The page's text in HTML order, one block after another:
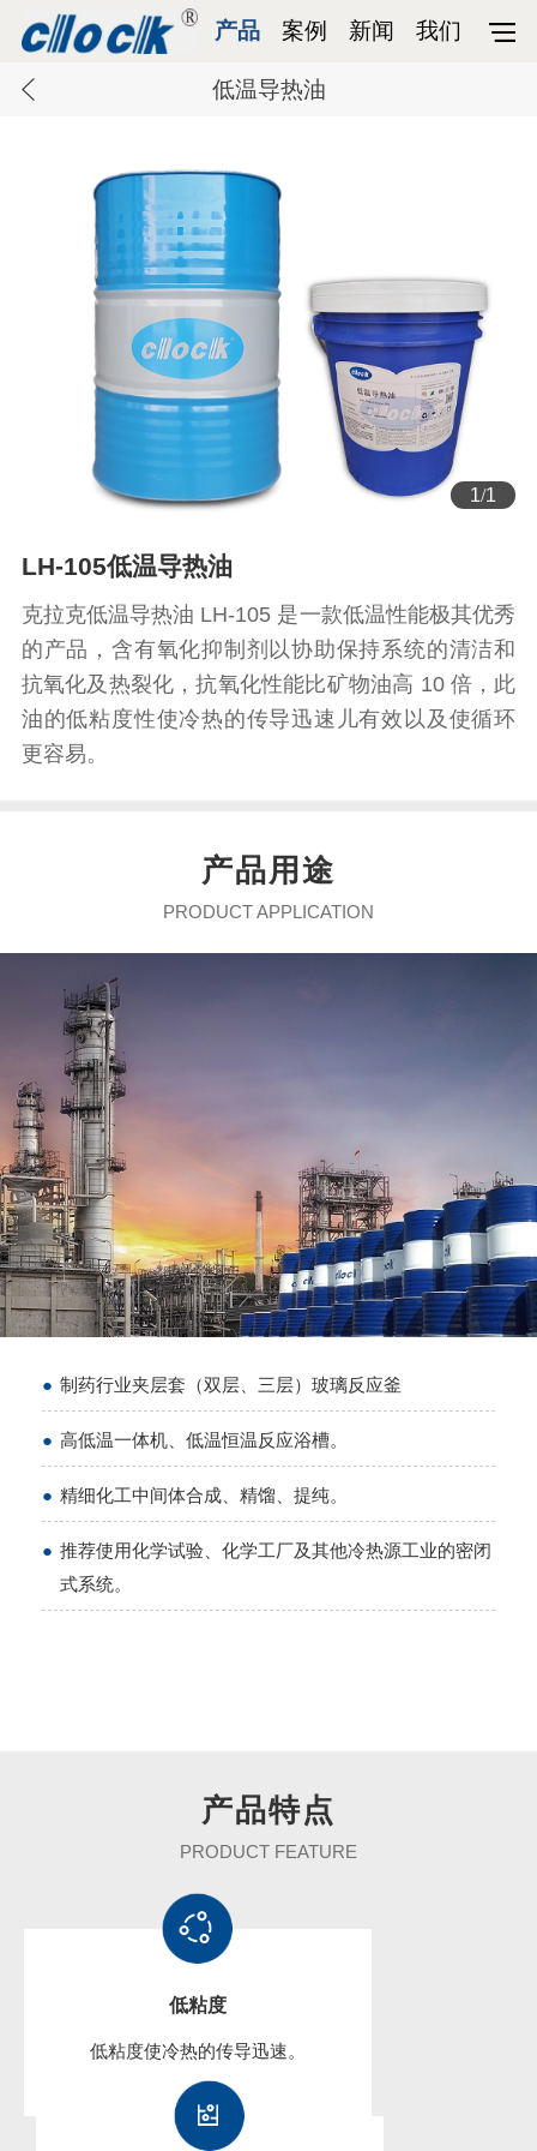
产品 案例 新闻 我们
低温导热油
1/1
LH-105低温导热油
克拉克低温导热油 LH-105 是一款低温性能极其优秀
的产品，含有氧化抑制剂以协助保持系统的清洁和
抗氧化及热裂化，抗氧化性能比矿物油高 10 倍，此
油的低粘度性使冷热的传导迅速儿有效以及使循环
更容易。
产品用途
PRODUCT APPLICATION
● 制药行业夹层套（双层、三层）玻璃反应釜
● 高低温一体机、低温恒温反应浴槽。
● 精细化工中间体合成、精馏、提纯。
● 推荐使用化学试验、化学工厂及其他冷热源工业的密闭
式系统。
产品特点
PRODUCT FEATURE
低粘度
低粘度使冷热的传导迅速。